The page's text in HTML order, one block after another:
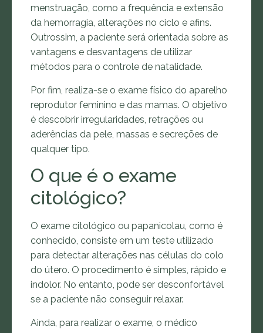
menstruação, como a frequência e extensão
da hemorragia, alterações no ciclo e afins.
Outrossim, a paciente será orientada sobre as
vantagens e desvantagens de utilizar
métodos para o controle de natalidade.
Por fim, realiza-se o exame físico do aparelho
reprodutor feminino e das mamas. O objetivo
é descobrir irregularidades, retrações ou
aderências da pele, massas e secreções de
qualquer tipo.
O que é o exame
citológico?
O exame citológico ou papanicolau, como é
conhecido, consiste em um teste utilizado
para detectar alterações nas células do colo
do útero. O procedimento é simples, rápido e
indolor. No entanto, pode ser desconfortável
se a paciente não conseguir relaxar.
Ainda, para realizar o exame, o médico